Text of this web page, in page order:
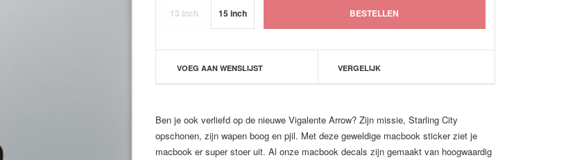
13 inch 15 inch
VOEG AAN WENSLIJST VERGELIJK
Ben je ook verliefd op de nieuwe Vigalente Arrow? Zijn missie, Starling City
opschonen, zijn wapen boog en pjil. Met deze geweldige macbook sticker ziet je
macbook er super stoer uit. Al onze macbook decals zijn gemaakt van hoogwaardig